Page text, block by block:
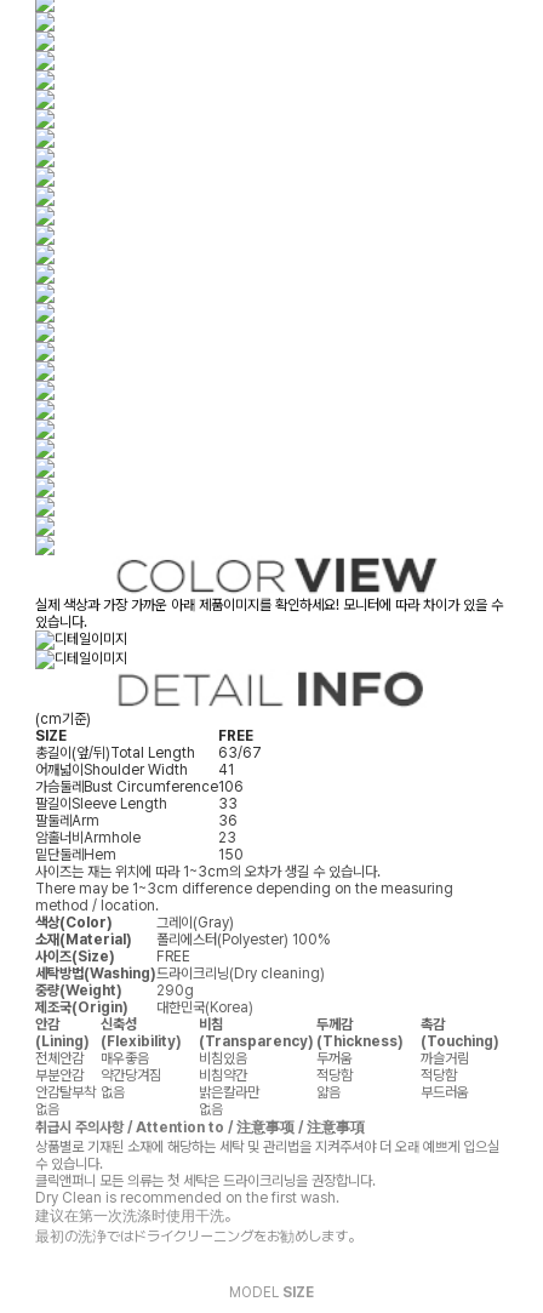
실제 색상과 가장 가까운 아래 제품이미지를 확인하세요! 모니터에 따라 차이가 있을 수
있습니다.
(cm기준)
SIZE
FREE
총길이(앞/뒤)Total Length
63/67
어깨넓이Shoulder Width
41
가슴둘레Bust Circumference106
팔길이Sleeve Length
33
팔둘레Arm
36
암홀너비Armhole
23
밑단둘레Hem
150
사이즈는 재는 위치에 따라 1~3cm의 오차가 생길 수 있습니다.
There may be 1~3cm difference depending on the measuring
method / location.
색상(Color)
그레이(Gray)
소재(Material)
폴리에스터(Polyester) 100%
사이즈(Size)
FREE
세탁방법(Washing)드라이크리닝(Dry cleaning)
중량(Weight)
290g
제조국(Origin)
대한민국(Korea)
안감
(Lining)
신축성
(Flexibility)
비침
(Transparency)
두께감
(Thickness)
촉감
(Touching)
전체안감
매우좋음 비침있음 두꺼움
까슬거림
부분안감
약간당겨짐 비침약간 적당함
적당함
안감탈부착 없음 밝은칼라만 얇음
부드러움
없음
없음
취급시 주의사항 / Attention to / 注意事项 / 注意事項
상품별로 기재된 소재에 해당하는 세탁 및 관리법을 지켜주셔야 더 오래 예쁘게 입으실
수 있습니다.
클릭앤퍼니 모든 의류는 첫 세탁은 드라이크리닝을 권장합니다.
Dry Clean is recommended on the first wash.
建议在第一次洗涤时使用干洗。
最初の洗浄ではドライクリーニングをお勧めします。
MODEL SIZE